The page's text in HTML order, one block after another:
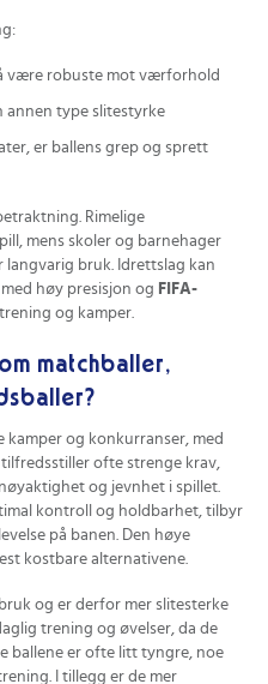
være robuste mot værforhold
annen type slitestyrke
er ballens grep og sprett
Rimelige
mens skoler og barnehager
langvarig bruk. Idrettslag kan
høy presisjon og FIFA-
og kamper.
matchballer,
og konkurranser, med
ofte strenge krav,
nøyaktighet og jevnhet i spillet.
kontroll og holdbarhet, tilbyr
på banen. Den høye
kostbare alternativene.
og er derfor mer slitesterke
trening og øvelser, da de
ballene er ofte litt tyngre, noe
I tillegg er de mer